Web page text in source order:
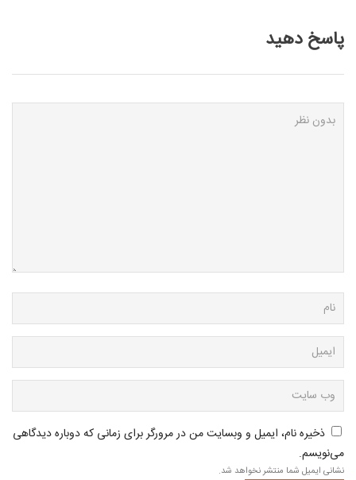
پاسخ دهید
ذخیره نام، ایمیل و وبسایت من در مرورگر برای زمانی که دوباره دیدگاهی
می‌نویسم.
نشانی ایمیل شما منتشر نخواهد شد.